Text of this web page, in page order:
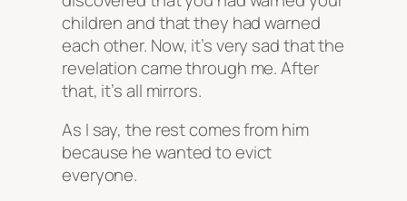
children and that they had warned
each other. Now, it’s very sad that the
revelation came through me. After
that, it’s all mirrors.
As I say, the rest comes from him
because he wanted to evict
everyone.